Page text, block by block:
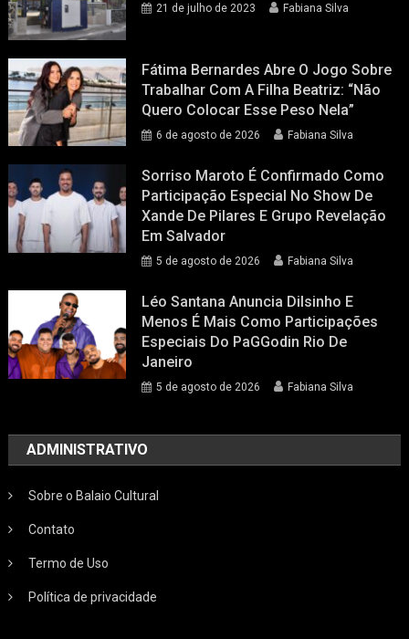
21 de julho de 2023 Fabiana Silva
Fátima Bernardes Abre O Jogo Sobre
Trabalhar Com A Filha Beatriz: “Não
Quero Colocar Esse Peso Nela”
6 de agosto de 2026 Fabiana Silva
Sorriso Maroto É Confirmado Como
Participação Especial No Show De
Xande De Pilares E Grupo Revelação
Em Salvador
5 de agosto de 2026 Fabiana Silva
Léo Santana Anuncia Dilsinho E
Menos É Mais Como Participações
Especiais Do PaGGodin Rio De
Janeiro
5 de agosto de 2026 Fabiana Silva
ADMINISTRATIVO
Sobre o Balaio Cultural
Contato
Termo de Uso
Política de privacidade